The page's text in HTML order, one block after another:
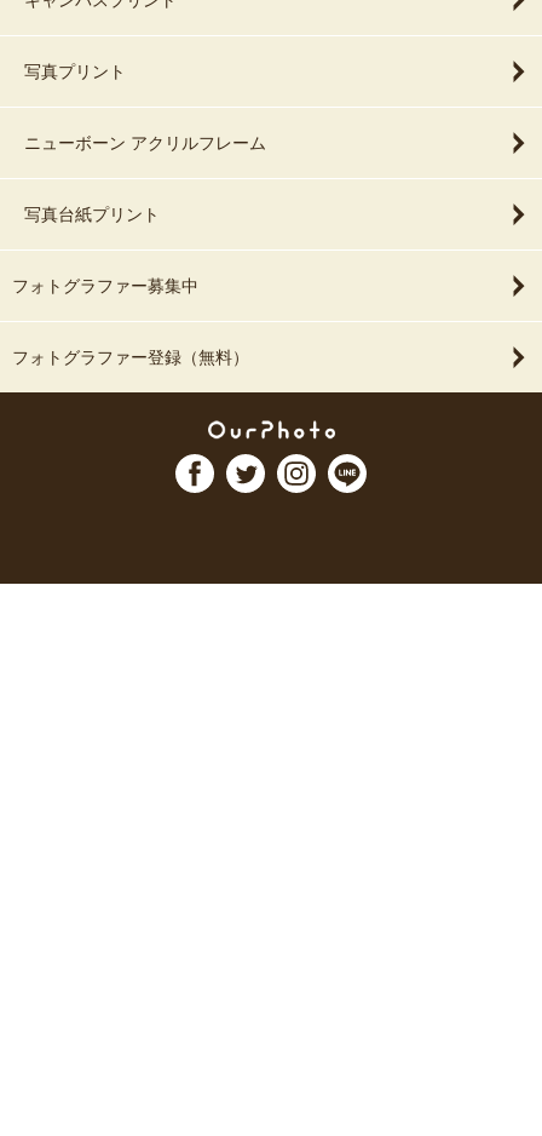
写真プリント
ニューボーン アクリルフレーム
写真台紙プリント
フォトグラファー募集中
フォトグラファー登録（無料）